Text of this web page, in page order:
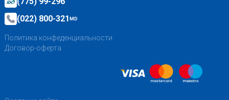
(022) 800-321MD
Политика конфеденциальности
Договор-оферта